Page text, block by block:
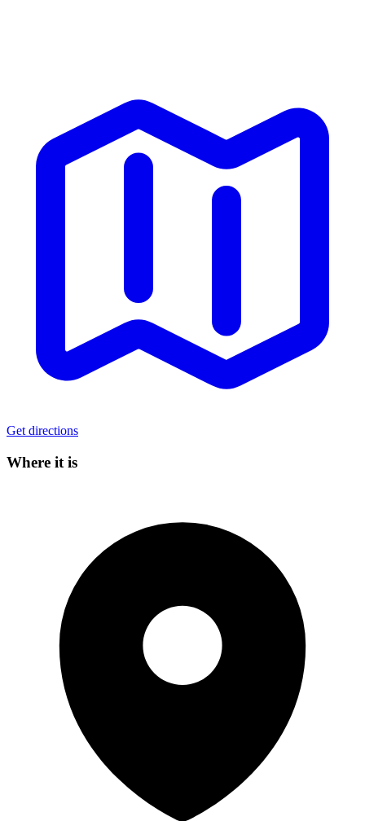
Get directions
Where it is